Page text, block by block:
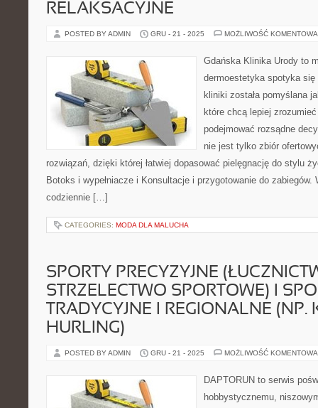
RELAKSACYJNE
POSTED BY ADMIN GRU - 21 - 2025 MOŻLIWOŚĆ
Gdańska Klinika Urody to
dermoestetyka spotyka
kliniki została pomyślana
które chcą lepiej
podejmować rozsądne
nie jest tylko zbiór
rozwiązań, dzięki której łatwiej dopasować pielęgnację do stylu
Botoks i wypełniacze i Konsultacje i przygotowanie do
codziennie […]
CATEGORIES: MODA DLA MALUCHA
SPORTY PRECYZYJNE
STRZELECTWO SPORTOWE) I
TRADYCYJNE I REGIONALNE
HURLING)
POSTED BY ADMIN GRU - 21 - 2025 MOŻLIWOŚĆ
DAPTORUN to serwis
hobbystycznemu,